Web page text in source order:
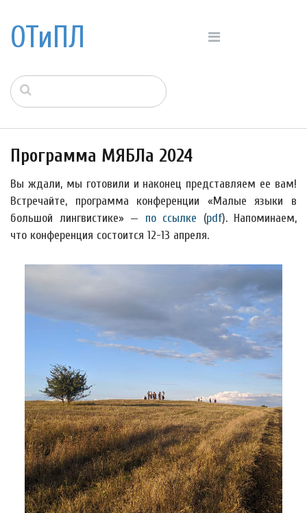
ОТиПЛ
Программа МЯБЛа 2024
Вы ждали, мы готовили и наконец представляем ее вам!
Встречайте, программа конференции «Малые языки в
большой лингвистике» — по ссылке (pdf). Напоминаем,
что конференция состоится 12-13 апреля.